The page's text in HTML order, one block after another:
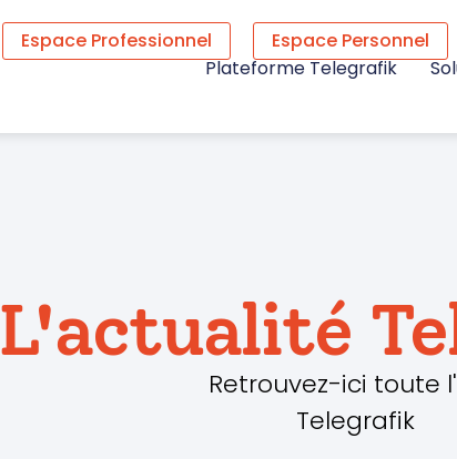
Espace Professionnel
Espace Personnel
Plateforme Telegrafik
L'actualité
Retrouvez-ici toute
Telegrafik